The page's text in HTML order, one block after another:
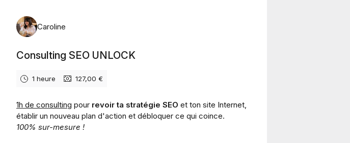
Caroline
Consulting SEO UNLOCK
1 heure 127,00 €
1h de consulting pour revoir ta stratégie SEO et ton site Internet,
établir un nouveau plan d'action et débloquer ce qui coince.
100% sur-mesure !